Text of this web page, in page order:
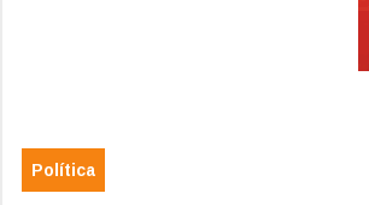
Política